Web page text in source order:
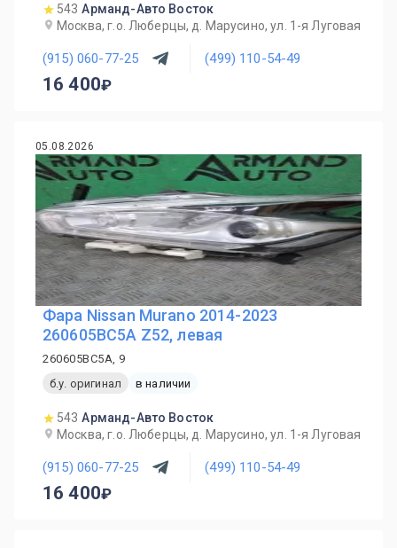
543 Арманд-Авто Восток
Москва, г.о. Люберцы, д. Марусино, ул. 1-я Луговая
(915) 060-77-25 (499) 110-54-49
16 400
05.08.2026
Фара Nissan Murano 2014-2023
260605BC5A Z52, левая
260605BC5A, 9
б.у. оригинал
в наличии
543 Арманд-Авто Восток
Москва, г.о. Люберцы, д. Марусино, ул. 1-я Луговая
(915) 060-77-25 (499) 110-54-49
16 400